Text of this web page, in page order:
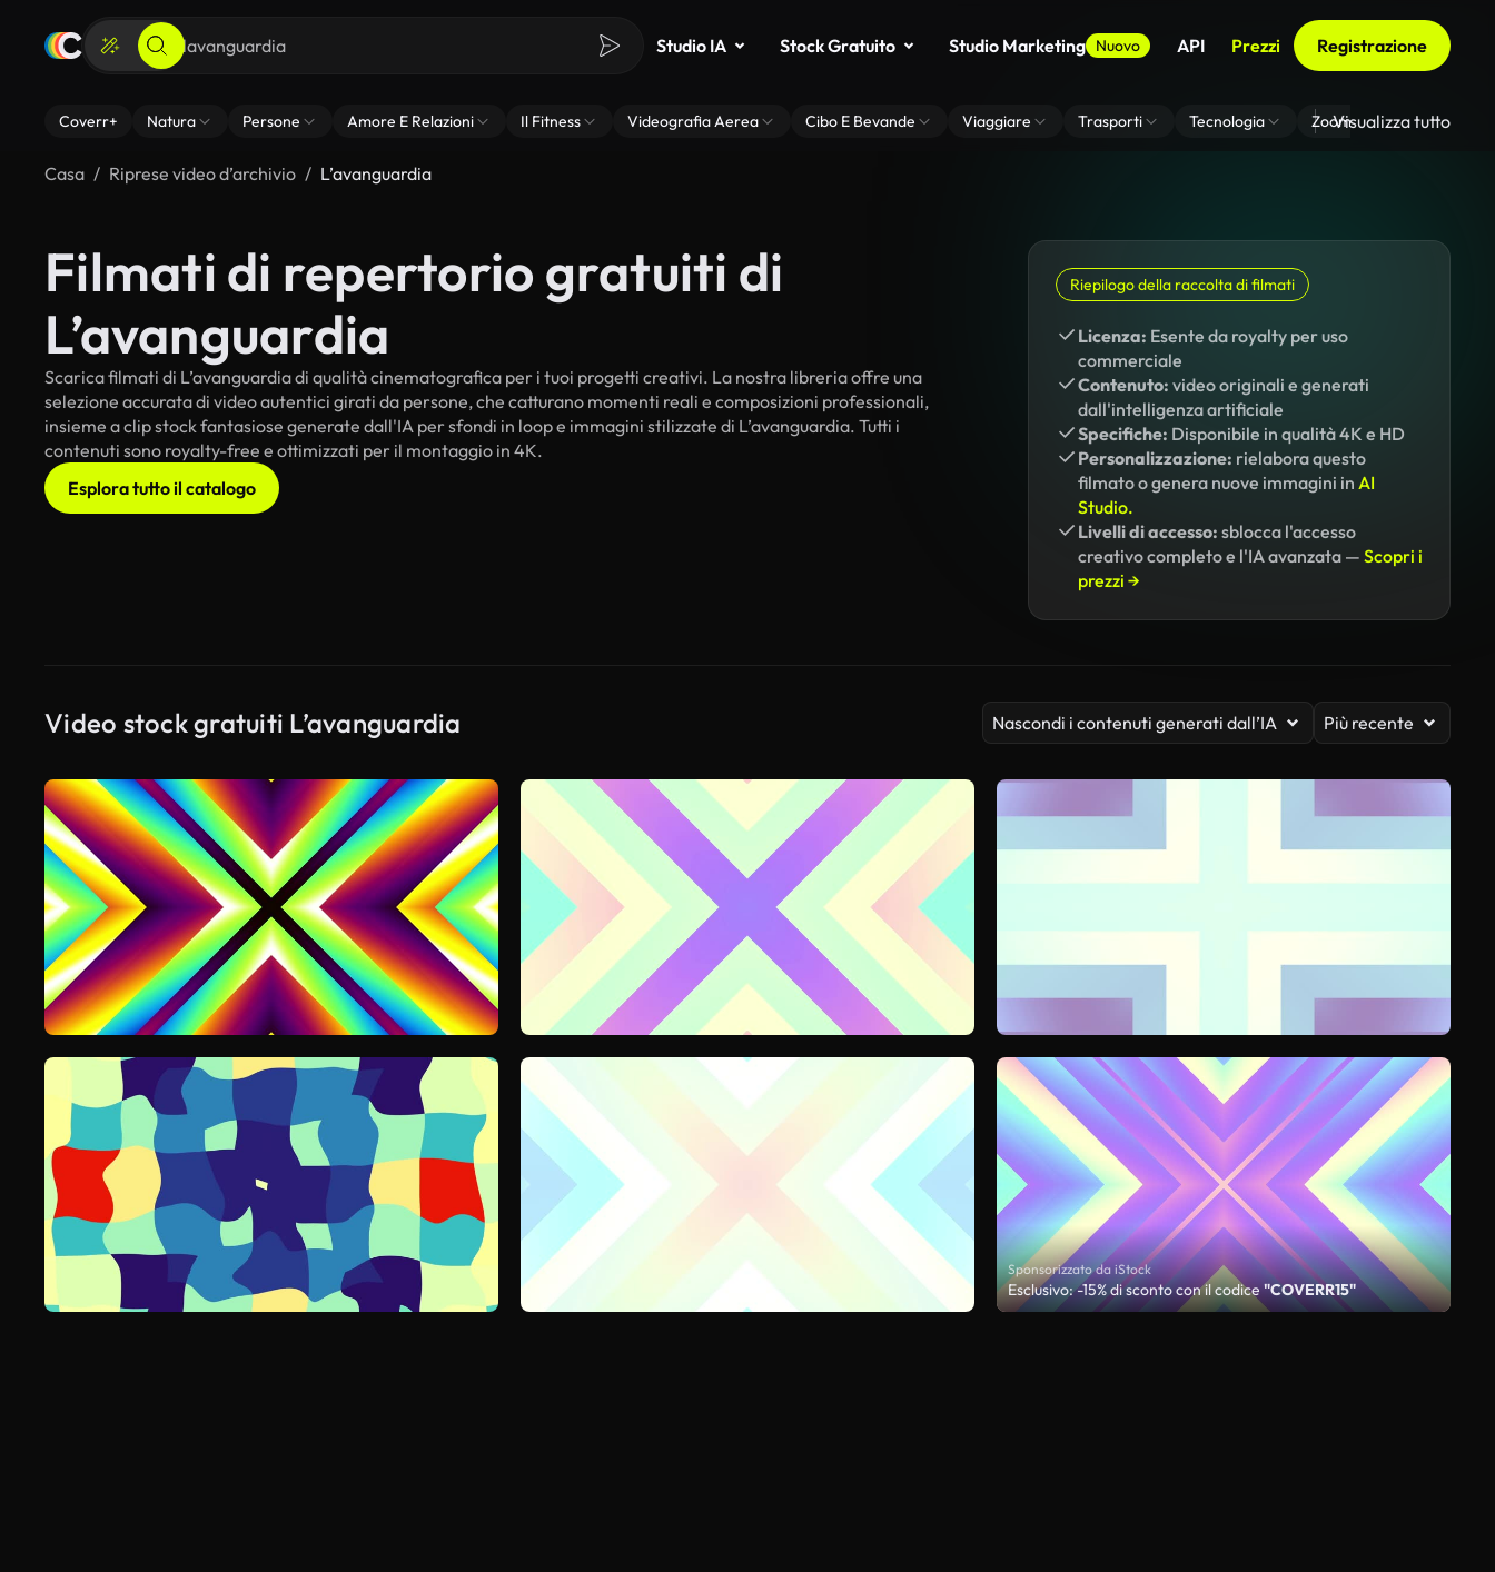
Studio IA Stock Gratuito Studio Marketing Nuovo API Prezzi Registrazione
Coverr+ Natura Persone Amore E Relazioni Il Fitness Videografia Aerea Cibo E Bevande Viaggiare Trasporti Tecnologia Zoom Di Sfondo Virtuale
Visualizza tutto
Casa Riprese video d’archivio L’avanguardia
Filmati di repertorio gratuiti di
L’avanguardia
Scarica filmati di L’avanguardia di qualità cinematografica per i tuoi progetti creativi. La nostra libreria offre una
selezione accurata di video autentici girati da persone, che catturano momenti reali e composizioni professionali,
insieme a clip stock fantasiose generate dall'IA per sfondi in loop e immagini stilizzate di L’avanguardia. Tutti i
contenuti sono royalty-free e ottimizzati per il montaggio in 4K.
Esplora tutto il catalogo
Riepilogo della raccolta di filmati
Licenza: Esente da royalty per uso
commerciale
Contenuto: video originali e generati
dall'intelligenza artificiale
Specifiche: Disponibile in qualità 4K e HD
Personalizzazione: rielabora questo
filmato o genera nuove immagini in AI
Studio.
Livelli di accesso: sblocca l'accesso
creativo completo e l'IA avanzata — Scopri i
prezzi →
Video stock gratuiti L’avanguardia Nascondi i contenuti generati dall’IA Più recente
Sponsorizzato da iStock
Esclusivo: -15% di sconto con il codice"COVERR15"